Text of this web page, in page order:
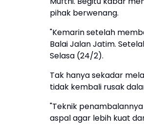
pihak berwenang.
"Kemarin setelah
Balai Jalan Jatim.
Selasa (24/2).
Tak hanya sekadar
tidak kembali rusak
"Teknik
aspal agar lebih kuat